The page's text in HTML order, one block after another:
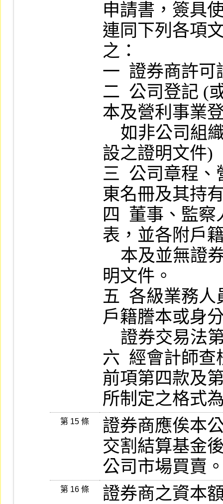
申請書，簽具
連同下列各項
之：
一  證券商許可
二  公司登記 (
本及營利事業
設之證明文件)
三  公司章程
東名冊及其持
四  董事、監
表，並各附戶
明文件。
五  各級業務
戶籍謄本或身
六  經會計師
前項第四款及
所制定之格式
第 15 條
證券商應俟本
交割結算基金
公司市場買賣
第 16 條
證券商之資本